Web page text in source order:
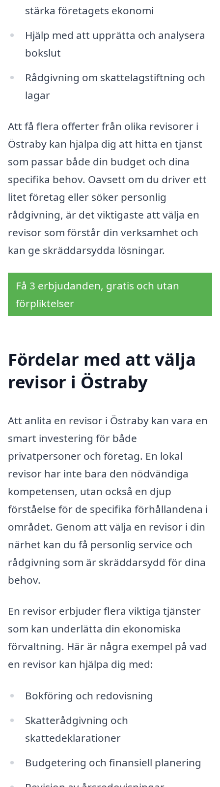
stärka företagets ekonomi
Hjälp med att upprätta och analysera
bokslut
Rådgivning om skattelagstiftning och
lagar
Att få flera offerter från olika revisorer i
Östraby kan hjälpa dig att hitta en tjänst
som passar både din budget och dina
specifika behov. Oavsett om du driver ett
litet företag eller söker personlig
rådgivning, är det viktigaste att välja en
revisor som förstår din verksamhet och
kan ge skräddarsydda lösningar.
Få 3 erbjudanden, gratis och utan
förpliktelser
Fördelar med att välja
revisor i Östraby
Att anlita en revisor i Östraby kan vara en
smart investering för både
privatpersoner och företag. En lokal
revisor har inte bara den nödvändiga
kompetensen, utan också en djup
förståelse för de specifika förhållandena i
området. Genom att välja en revisor i din
närhet kan du få personlig service och
rådgivning som är skräddarsydd för dina
behov.
En revisor erbjuder flera viktiga tjänster
som kan underlätta din ekonomiska
förvaltning. Här är några exempel på vad
en revisor kan hjälpa dig med:
Bokföring och redovisning
Skatterådgivning och
skattedeklarationer
Budgetering och finansiell planering